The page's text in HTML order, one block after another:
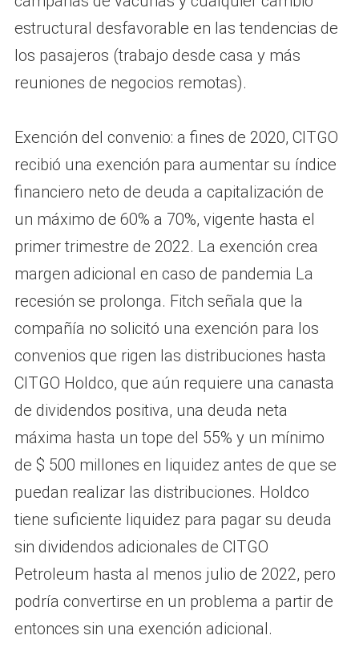
estructural desfavorable en las tendencias de
los pasajeros (trabajo desde casa y más
reuniones de negocios remotas).
Exención del convenio: a fines de 2020, CITGO
recibió una exención para aumentar su índice
financiero neto de deuda a capitalización de
un máximo de 60% a 70%, vigente hasta el
primer trimestre de 2022. La exención crea
margen adicional en caso de pandemia La
recesión se prolonga. Fitch señala que la
compañía no solicitó una exención para los
convenios que rigen las distribuciones hasta
CITGO Holdco, que aún requiere una canasta
de dividendos positiva, una deuda neta
máxima hasta un tope del 55% y un mínimo
de $ 500 millones en liquidez antes de que se
puedan realizar las distribuciones. Holdco
tiene suficiente liquidez para pagar su deuda
sin dividendos adicionales de CITGO
Petroleum hasta al menos julio de 2022, pero
podría convertirse en un problema a partir de
entonces sin una exención adicional.